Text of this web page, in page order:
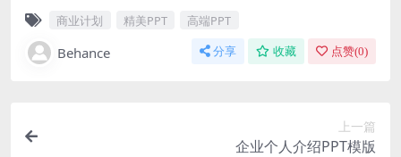
商业计划 精美PPT 高端PPT
Behance 分享 收藏 点赞(0)
上一篇
企业个人介绍PPT模版